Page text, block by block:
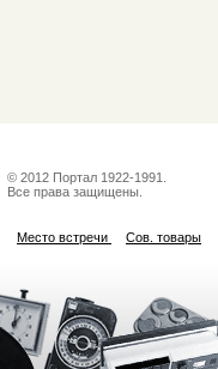
© 2012 Портал 1922-1991.
Все права защищены.
Место встречи Сов. товары